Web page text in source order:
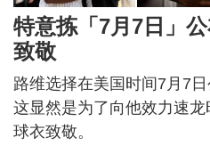
特意拣「7月7日」
致敬
路维选择在美国时间7月7
这显然是为了向他效力速龙
球衣致敬。